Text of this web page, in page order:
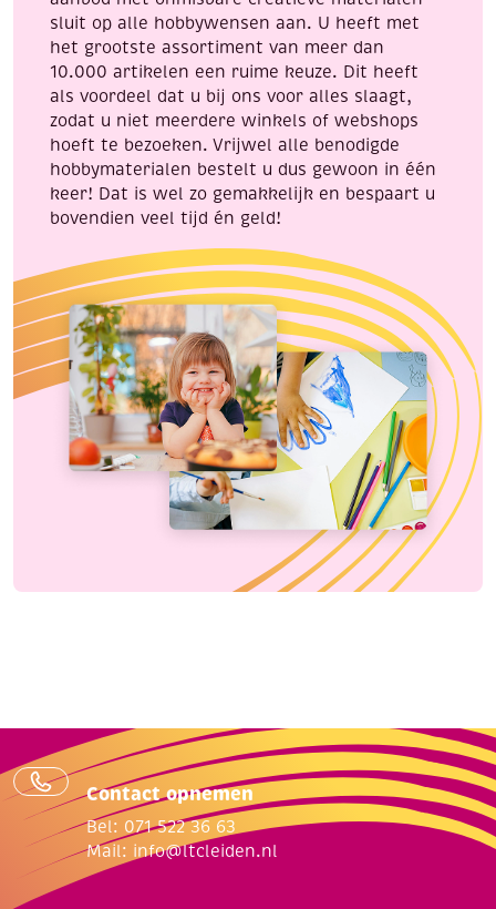
sluit op alle hobbywensen aan. U heeft met
het grootste assortiment van meer dan
10.000 artikelen een ruime keuze. Dit heeft
als voordeel dat u bij ons voor alles slaagt,
zodat u niet meerdere winkels of webshops
hoeft te bezoeken. Vrijwel alle benodigde
hobbymaterialen bestelt u dus gewoon in één
keer! Dat is wel zo gemakkelijk en bespaart u
bovendien veel tijd én geld!
Contact opnemen
Bel: 071 522 36 63
Mail: info@ltcleiden.nl